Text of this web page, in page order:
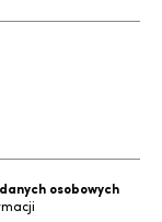
osobowych